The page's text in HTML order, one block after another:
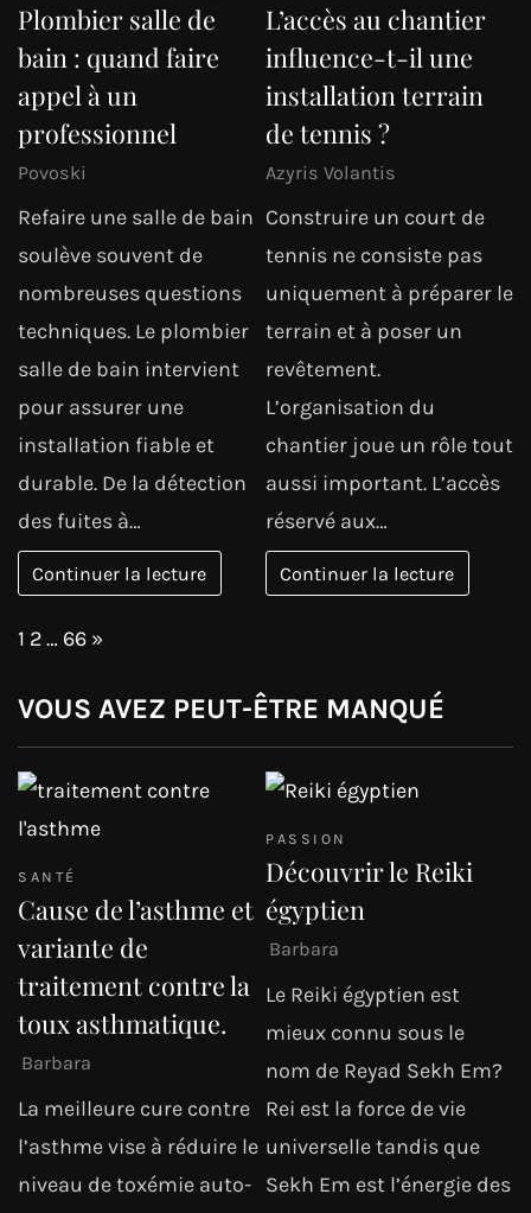
Plombier salle de
bain : quand faire
appel à un
professionnel
Povoski
Refaire une salle de bain
soulève souvent de
nombreuses questions
techniques. Le plombier
salle de bain intervient
pour assurer une
installation fiable et
durable. De la détection
des fuites à…
Continuer la lecture
L’accès au chantier
influence-t-il une
installation terrain
de tennis ?
Azyris Volantis
Construire un court de
tennis ne consiste pas
uniquement à préparer le
terrain et à poser un
revêtement.
L’organisation du
chantier joue un rôle tout
aussi important. L’accès
réservé aux…
Continuer la lecture
Page:
1 2… 66 Next
»
VOUS AVEZ PEUT-ÊTRE MANQUÉ
SANTÉ
Cause de l’asthme et
variante de
traitement contre la
toux asthmatique.
Barbara
La meilleure cure contre
l’asthme vise à réduire le
niveau de toxémie auto-
PASSION
Découvrir le Reiki
égyptien
Barbara
Le Reiki égyptien est
mieux connu sous le
nom de Reyad Sekh Em?
Rei est la force de vie
universelle tandis que
Sekh Em est l’énergie des